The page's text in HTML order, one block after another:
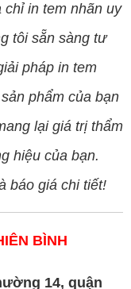
in tem nhãn uy
tôi sẵn sàng tư
pháp in tem
phẩm của bạn
lại giá trị thẩm
hiệu của bạn.
báo giá chi tiết!
BÌNH
14, quận